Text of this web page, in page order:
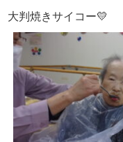
大判焼きサイコー💛